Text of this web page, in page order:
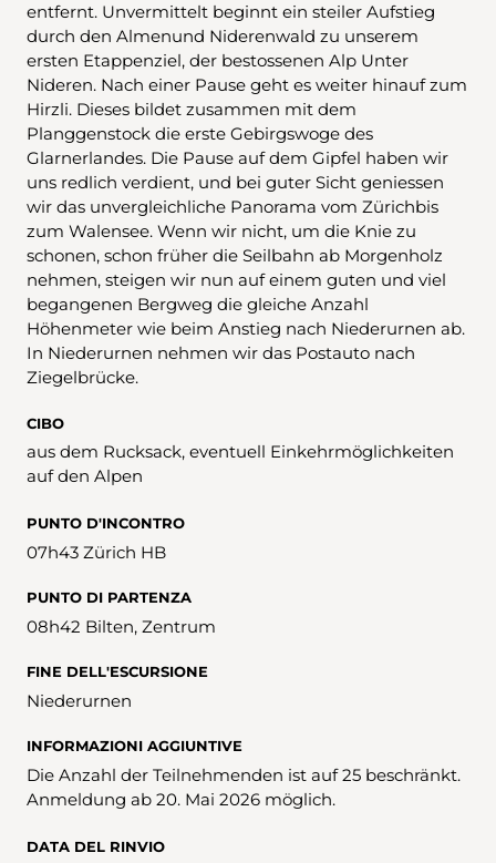
entfernt. Unvermittelt beginnt ein steiler Aufstieg
durch den Almenund Niderenwald zu unserem
ersten Etappenziel, der bestossenen Alp Unter
Nideren. Nach einer Pause geht es weiter hinauf zum
Hirzli. Dieses bildet zusammen mit dem
Planggenstock die erste Gebirgswoge des
Glarnerlandes. Die Pause auf dem Gipfel haben wir
uns redlich verdient, und bei guter Sicht geniessen
wir das unvergleichliche Panorama vom Zürichbis
zum Walensee. Wenn wir nicht, um die Knie zu
schonen, schon früher die Seilbahn ab Morgenholz
nehmen, steigen wir nun auf einem guten und viel
begangenen Bergweg die gleiche Anzahl
Höhenmeter wie beim Anstieg nach Niederurnen ab.
In Niederurnen nehmen wir das Postauto nach
Ziegelbrücke.
CIBO
aus dem Rucksack, eventuell Einkehrmöglichkeiten
auf den Alpen
PUNTO D'INCONTRO
07h43 Zürich HB
PUNTO DI PARTENZA
08h42 Bilten, Zentrum
FINE DELL'ESCURSIONE
Niederurnen
INFORMAZIONI AGGIUNTIVE
Die Anzahl der Teilnehmenden ist auf 25 beschränkt.
Anmeldung ab 20. Mai 2026 möglich.
DATA DEL RINVIO